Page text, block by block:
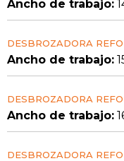
Ancho de trabajo:
DESBROZADORA
Ancho de trabajo:
DESBROZADORA
Ancho de trabajo:
DESBROZADORA